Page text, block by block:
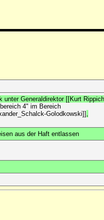
unter Generaldirektor [[Kurt
4" im Bereich
Golodkowski]]
aus der Haft entlassen